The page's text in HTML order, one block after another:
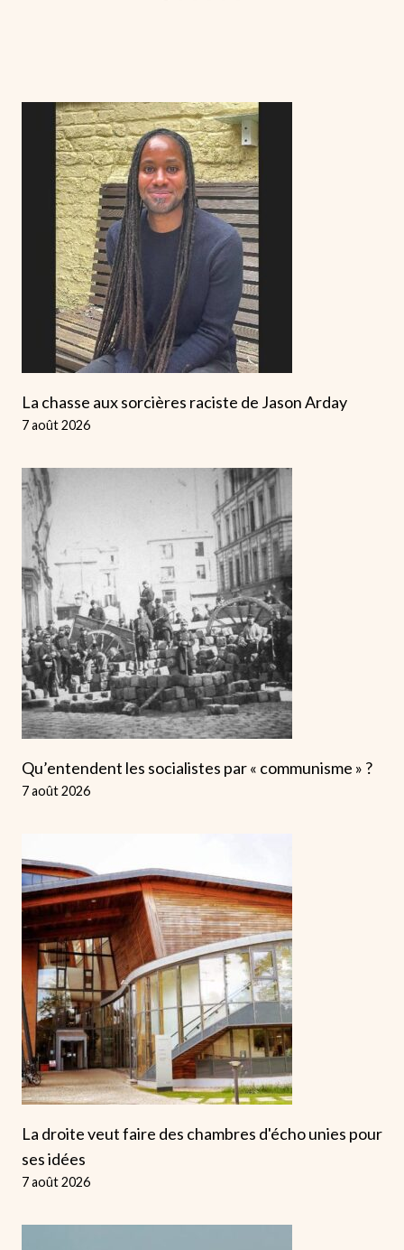
La chasse aux sorcières raciste de Jason Arday
7 août 2026
Qu’entendent les socialistes par « communisme » ?
7 août 2026
La droite veut faire des chambres d'écho unies pour
ses idées
7 août 2026